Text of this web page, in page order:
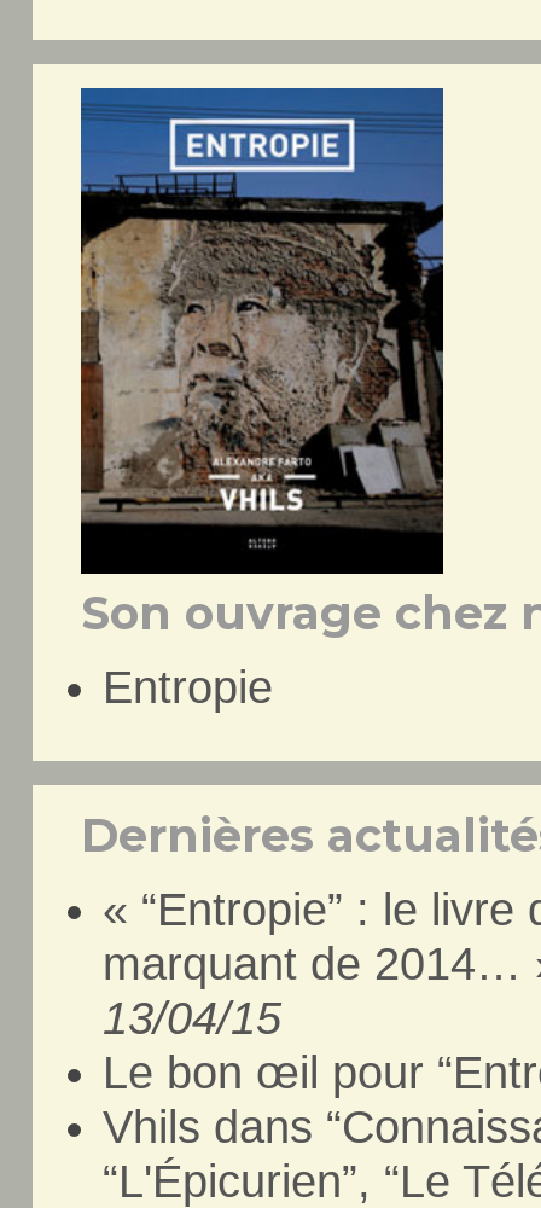
Son ouvrage chez
Entropie
Dernières
« “Entropie” : le
marquant de 2014…
13/04/15
Le bon œil pour
Vhils dans
“L'Épicurien”, “Le